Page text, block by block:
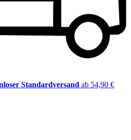
Standardversand ab 54,90 €